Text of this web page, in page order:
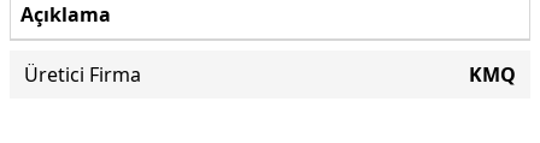
Açıklama
Üretici Firma KMQ